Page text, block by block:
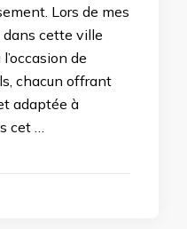
Lors de mes
dans cette ville
de
chacun offrant
adaptée à
cet …